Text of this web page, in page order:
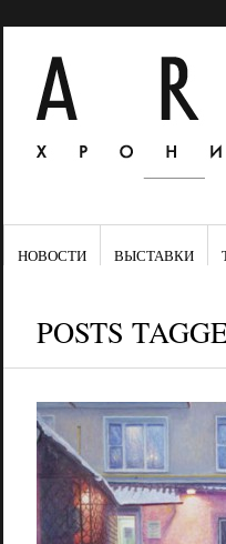
НОВОСТИ ВЫСТАВКИ
POSTS